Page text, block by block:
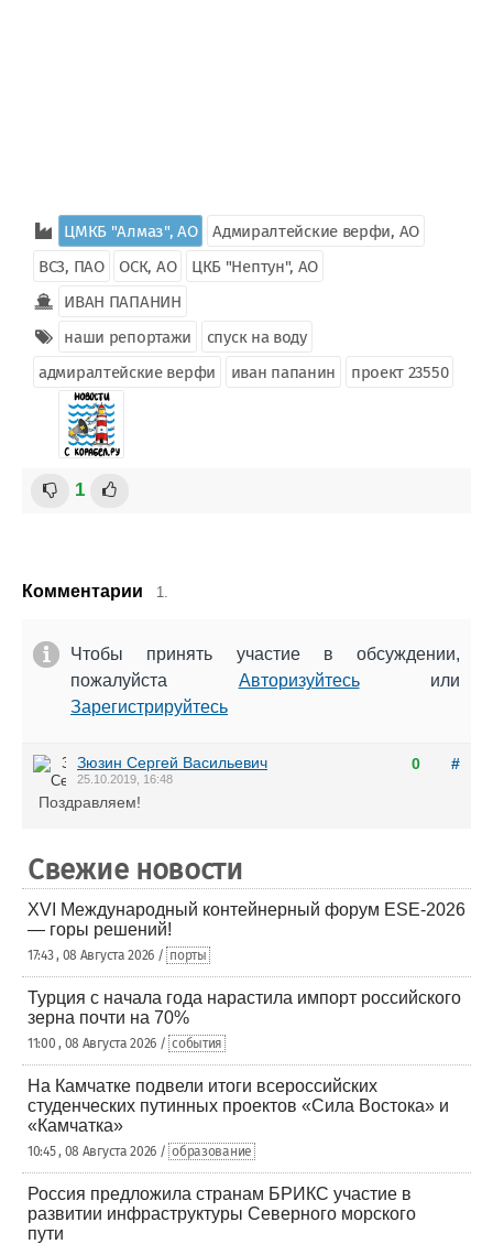
ЦМКБ "Алмаз", АО
Адмиралтейские верфи, АО
ВСЗ, ПАО
ОСК, АО
ЦКБ "Нептун", АО
ИВАН ПАПАНИН
наши репортажи
спуск на воду
адмиралтейские верфи
иван папанин проект 23550
1
Комментарии 1.
Чтобы принять участие в обсуждении,
пожалуйста Авторизуйтесьили
Зарегистрируйтесь
0 #
Зюзин Сергей Васильевич
25.10.2019, 16:48
Поздравляем!
Свежие новости
XVI Международный контейнерный форум ESE-2026
— горы решений!
17:43 , 08 Августа 2026 / порты
Турция с начала года нарастила импорт российского
зерна почти на 70%
11:00 , 08 Августа 2026 / события
На Камчатке подвели итоги всероссийских
студенческих путинных проектов «Сила Востока» и
«Камчатка»
10:45 , 08 Августа 2026 / образование
Россия предложила странам БРИКС участие в
развитии инфраструктуры Северного морского
пути